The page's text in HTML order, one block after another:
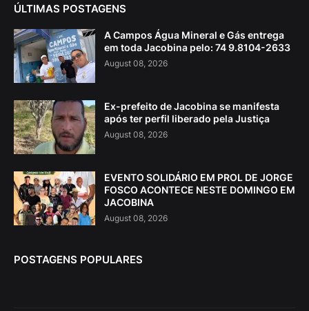
ÚLTIMAS POSTAGENS
A Campos Água Mineral e Gás entrega
em toda Jacobina pelo: 74 9.8104-2633
August 08, 2026
Ex-prefeito de Jacobina se manifesta
após ter perfil liberado pela Justiça
August 08, 2026
EVENTO SOLIDÁRIO EM PROL DE JORGE
FOSCO ACONTECE NESTE DOMINGO EM
JACOBINA
August 08, 2026
POSTAGENS POPULARES